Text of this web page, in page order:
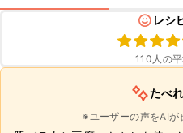
レシ
110 人の
たべ
※ユーザーの声をAIが